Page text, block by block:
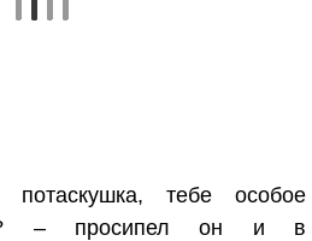
тебе особое
– просипел он и в